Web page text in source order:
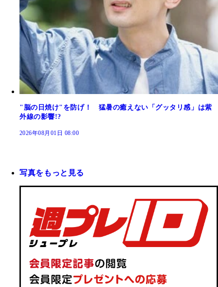
"脳の日焼け"を防げ！ 猛暑の癒えない「グッタリ感」は紫
外線の影響!?
2026年08月01日 08:00
写真をもっと見る